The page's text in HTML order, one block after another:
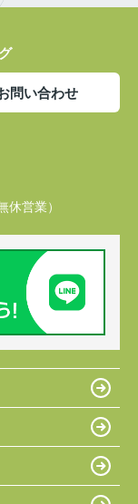
問い合わせ
営業）